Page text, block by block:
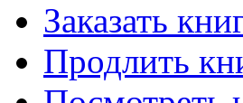
Заказать
Продлить